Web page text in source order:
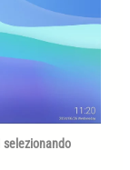
selezionando